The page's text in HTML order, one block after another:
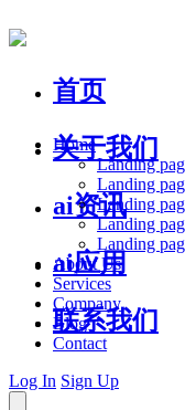
首页
关于我们
ai资讯
ai应用
联系我们
Home
Landing
Landing
Landing
Landing
Landing
About Us
Services
Company
Blog
Contact
Log In Sign Up